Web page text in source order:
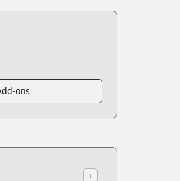
生して最強の魔術師になる
the-former-demon-king-who-
ons
↓